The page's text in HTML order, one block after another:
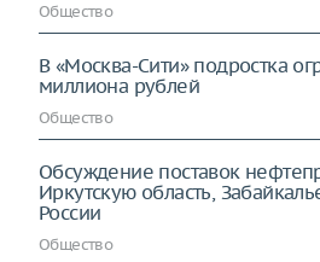
Общество
В «Москва-Сити» подростка
миллиона рублей
Общество
Обсуждение поставок
Иркутскую область,
России
Общество